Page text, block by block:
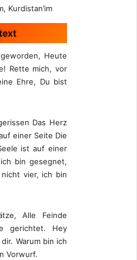
Kurdistan’im
Heute
Rette mich, vor
Ehre, Du bist
Das Herz
einer Seite Die
ist auf einer
bin gesegnet,
vier, ich bin
Alle Feinde
gerichtet. Hey
Warum bin ich
Vorwurf.